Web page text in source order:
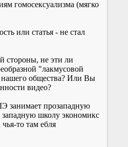
гомосексуализма (мягко
или статья - не стал
стороны, не эти ли
"лакмусовой
нашего общества? Или Вы
видео?
занимает прозападную
школу экономикс
то там ебля